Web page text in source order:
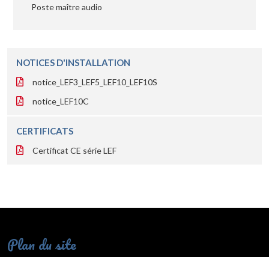
Poste maître audio
NOTICES D'INSTALLATION
notice_LEF3_LEF5_LEF10_LEF10S
notice_LEF10C
CERTIFICATS
Certificat CE série LEF
Plan du site